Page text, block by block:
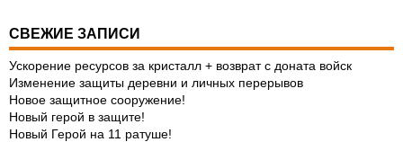
СВЕЖИЕ ЗАПИСИ
Ускорение ресурсов за кристалл + возврат с доната войск
Изменение защиты деревни и личных перерывов
Новое защитное сооружение!
Новый герой в защите!
Новый Герой на 11 ратуше!